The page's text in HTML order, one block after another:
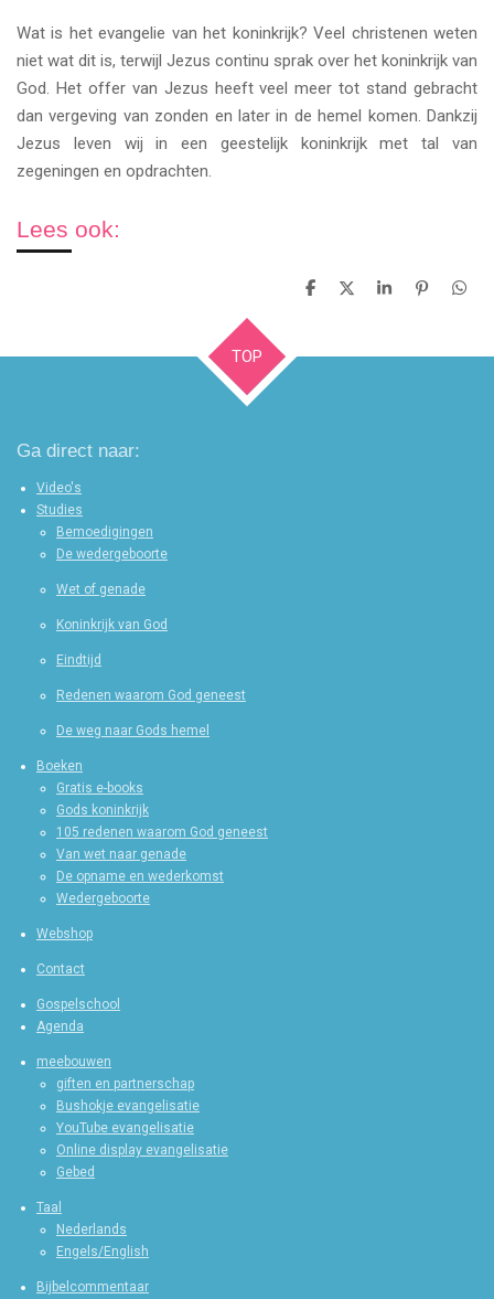
Wat is het evangelie van het koninkrijk? Veel christenen weten
niet wat dit is, terwijl Jezus continu sprak over het koninkrijk van
God. Het offer van Jezus heeft veel meer tot stand gebracht
dan vergeving van zonden en later in de hemel komen. Dankzij
Jezus leven wij in een geestelijk koninkrijk met tal van
zegeningen en opdrachten.
Lees ook:
D
n
D
S
e
P
e
D
n
TOP
Ga direct naar:
Video's
Studies
Bemoedigingen
De wedergeboorte
Wet of genade
Koninkrijk van God
Eindtijd
Redenen waarom God geneest
De weg naar Gods hemel
Boeken
Gratis e-books
Gods koninkrijk
105 redenen waarom God geneest
Van wet naar genade
De opname en wederkomst
Wedergeboorte
Webshop
Contact
Gospelschool
Agenda
meebouwen
giften en partnerschap
Bushokje evangelisatie
YouTube evangelisatie
Online display evangelisatie
Gebed
Taal
Nederlands
Engels/English
Bijbelcommentaar